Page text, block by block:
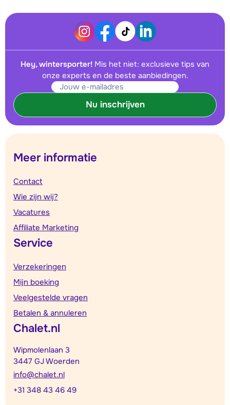
Hey, wintersporter! Mis het niet: exclusieve tips van
onze experts en de beste aanbiedingen.
Nu inschrijven
Meer informatie
Contact
Wie zijn wij?
Vacatures
Affiliate Marketing
Service
Verzekeringen
Mijn boeking
Veelgestelde vragen
Betalen & annuleren
Chalet.nl
Wipmolenlaan 3
3447 GJ Woerden
info@chalet.nl
+31 348 43 46 49